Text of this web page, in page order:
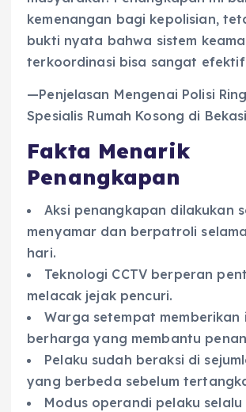
kemenangan bagi kepolisian,
bukti nyata bahwa sistem
terkoordinasi bisa sangat
—Penjelasan Mengenai Polisi
Spesialis Rumah Kosong di Bekasi
Fakta Menarik
Penangkapan
Aksi penangkapan dilakukan
menyamar dan berpatroli
hari.
Teknologi CCTV berperan
melacak jejak pencuri.
Warga setempat memberikan
berharga yang membantu
Pelaku sudah beraksi di
yang berbeda sebelum
Modus operandi pelaku